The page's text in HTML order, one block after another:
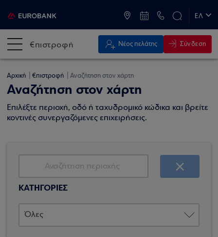
ΕΛ
€πιστροφή Νέος πελάτης Σύνδεση
Αρχική €πιστροφή Αναζήτηση στον χάρτη
Αναζήτηση στον χάρτη
Επιλέξτε περιοχή, οδό ή ταχυδρομικό κώδικα και βρείτε
κοντινές συνεργαζόμενες επιχειρήσεις.
ΚΑΤΗΓΟΡΙΕΣ